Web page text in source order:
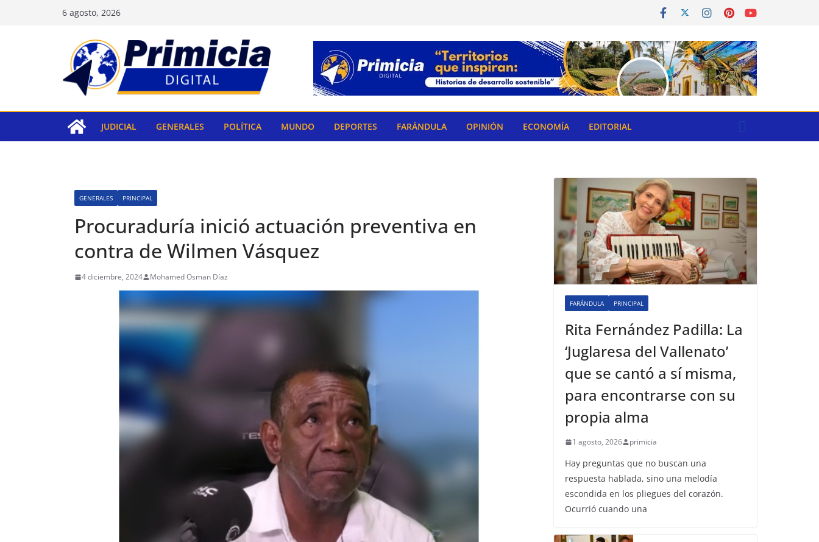
6 agosto, 2026
JUDICIAL GENERALES POLÍTICA MUNDO DEPORTES FARÁNDULA OPINIÓN ECONOMÍA EDITORIAL
GENERALES PRINCIPAL
Procuraduría inició actuación preventiva en
contra de Wilmen Vásquez
4 diciembre, 2024 Mohamed Osman Díaz
FARÁNDULA PRINCIPAL
Rita Fernández Padilla: La
‘Juglaresa del Vallenato’
que se cantó a sí misma,
para encontrarse con su
propia alma
1 agosto, 2026 primicia
Hay preguntas que no buscan una
respuesta hablada, sino una melodía
escondida en los pliegues del corazón.
Ocurrió cuando una